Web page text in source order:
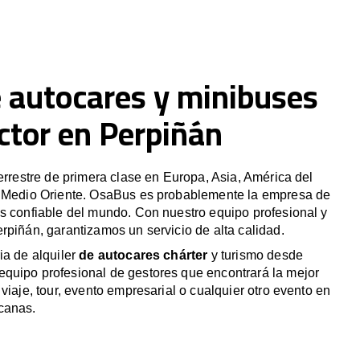
y minibuses
en Perpiñán
de primera clase en Europa, Asia, América del
Oriente. OsaBus es probablemente la empresa de
confiable del mundo. Con nuestro equipo profesional y
garantizamos un servicio de alta calidad.
de alquilerde autocares chárter y turismo desde
profesional de gestores que encontrará la mejor
tour, evento empresarial o cualquier otro evento en